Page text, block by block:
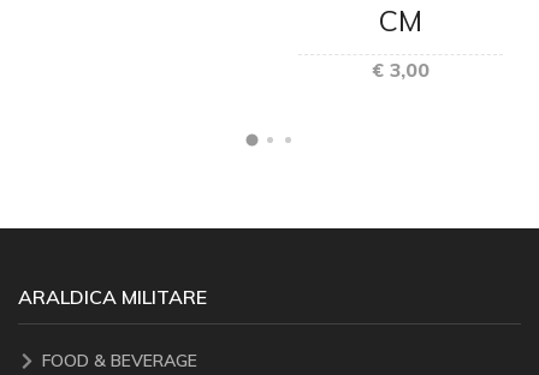
CM
€ 3,00
ARALDICA MILITARE
FOOD & BEVERAGE